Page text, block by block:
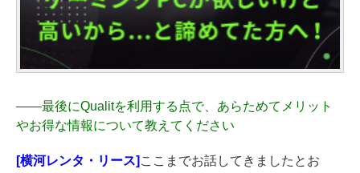
――最後にQualitを利用する点で、あらためてメリット
やお得な情報について教えてください
[横河レンタ・リース] ここまでお話してきましたとお